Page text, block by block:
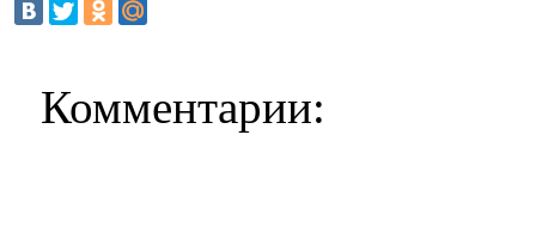
Комментарии: